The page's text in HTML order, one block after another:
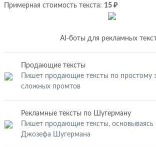
Примерная стоимость текста: 15 ₽
AI-боты для рекламных
Продающие тексты
Пишет продающие тексты по простому
сложных промтов
Рекламные тексты по Шугерману
Пишет продающие тексты, основываясь
Джозефа Шугермана